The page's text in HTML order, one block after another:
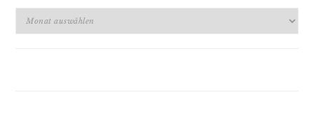
Archiv